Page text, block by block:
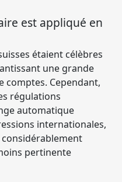
est appliqué en
étaient célèbres
une grande
comptes. Cependant,
régulations
automatique
internationales,
considérablement
pertinente